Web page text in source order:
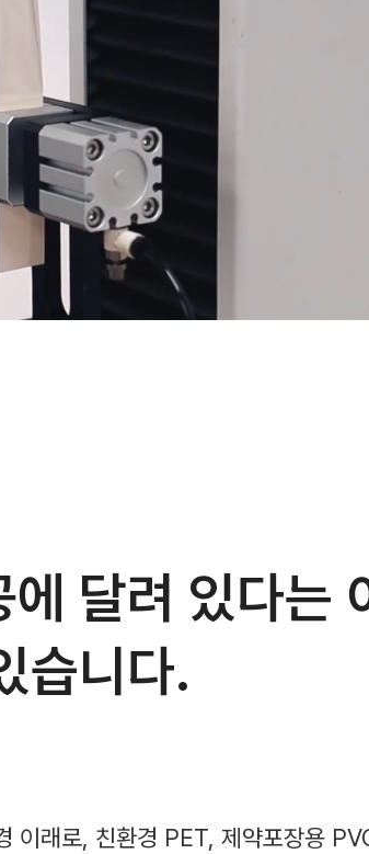
달려 있다는
습니다.
이래로, 친환경 PET, 제약포장용